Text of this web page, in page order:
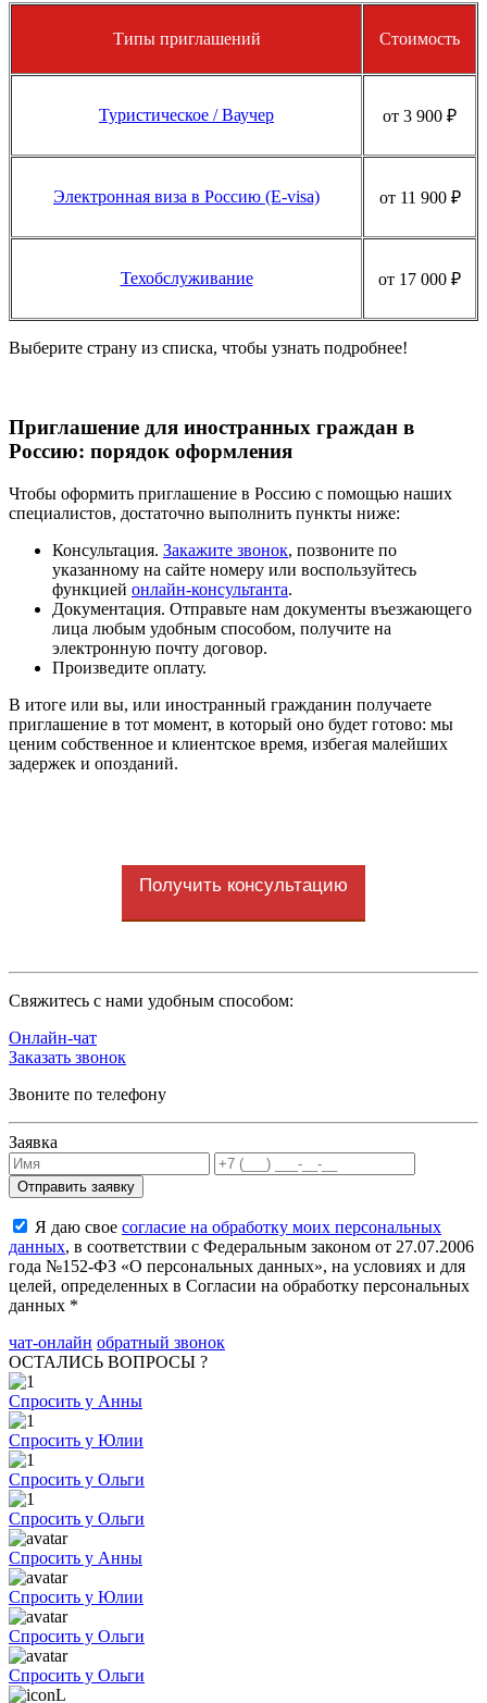
Типы приглашений Стоимость
Туристическое / Ваучер от 3 900 ₽
Электронная виза в Россию (E-visa) от 11 900 ₽
Техобслуживание от 17 000 ₽
Выберите страну из списка, чтобы узнать подробнее!
Приглашение для иностранных граждан в
Россию: порядок оформления
Чтобы оформить приглашение в Россию с помощью наших
специалистов, достаточно выполнить пункты ниже:
Консультация. Закажите звонок, позвоните по
указанному на сайте номеру или воспользуйтесь
функцией онлайн-консультанта.
Документация. Отправьте нам документы въезжающего
лица любым удобным способом, получите на
электронную почту договор.
Произведите оплату.
В итоге или вы, или иностранный гражданин получаете
приглашение в тот момент, в который оно будет готово: мы
ценим собственное и клиентское время, избегая малейших
задержек и опозданий.
Получить консультацию
Cвяжитесь с нами удобным способом:
Онлайн-чат
Заказать звонок
Звоните по телефону
Заявка
Я даю свое согласие на обработку моих персональных
данных, в соответствии с Федеральным законом от 27.07.2006
года №152-ФЗ «О персональных данных», на условиях и для
целей, определенных в Согласии на обработку персональных
данных *
чат-онлайн обратный звонок
ОСТАЛИСЬ ВОПРОСЫ ?
Спросить у Анны
Спросить у Юлии
Спросить у Ольги
Спросить у Ольги
Спросить у Анны
Спросить у Юлии
Спросить у Ольги
Спросить у Ольги